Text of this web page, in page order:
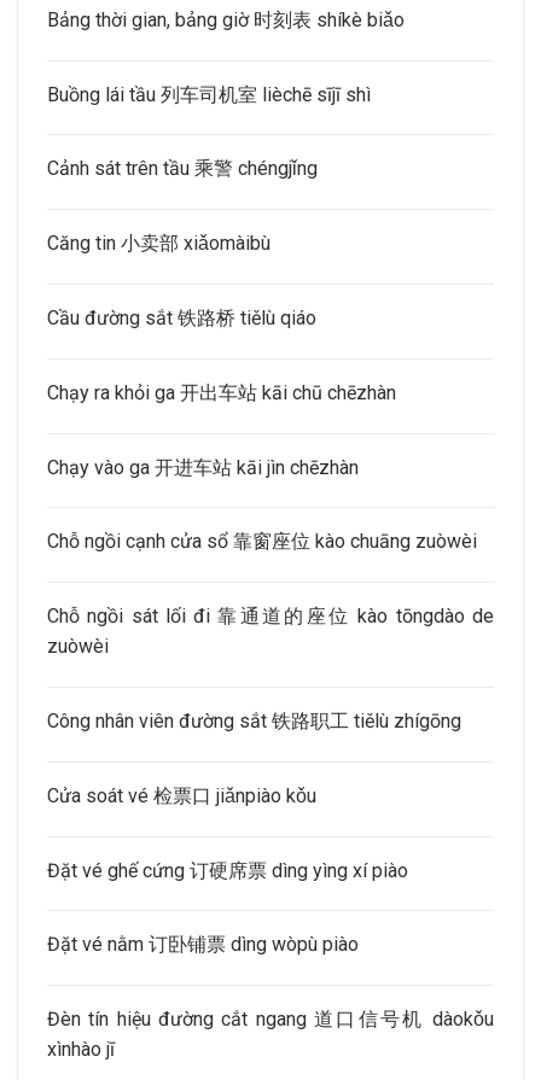
Bảng thời gian, bảng giờ 时刻表 shíkè biǎo
Buồng lái tầu 列车司机室 lièchē sījī shì
Cảnh sát trên tầu 乘警 chéngjǐng
Căng tin 小卖部 xiǎomàibù
Cầu đường sắt 铁路桥 tiělù qiáo
Chạy ra khỏi ga 开出车站 kāi chū chēzhàn
Chạy vào ga 开进车站 kāi jìn chēzhàn
Chỗ ngồi cạnh cửa sổ 靠窗座位 kào chuāng zuòwèi
Chỗ ngồi sát lối đi 靠通道的座位 kào tōngdào de
zuòwèi
Công nhân viên đường sắt 铁路职工 tiělù zhígōng
Cửa soát vé 检票口 jiǎnpiào kǒu
Đặt vé ghế cứng 订硬席票 dìng yìng xí piào
Đặt vé nằm 订卧铺票 dìng wòpù piào
Đèn tín hiệu đường cắt ngang 道口信号机 dàokǒu
xìnhào jī